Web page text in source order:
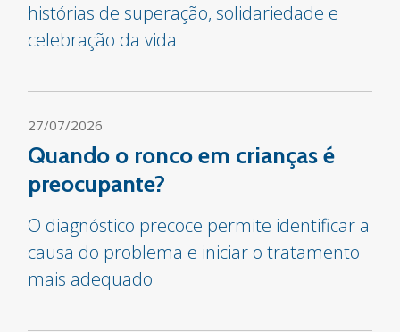
histórias de superação, solidariedade e
celebração da vida
27/07/2026
Quando o ronco em crianças é
preocupante?
O diagnóstico precoce permite identificar a
causa do problema e iniciar o tratamento
mais adequado